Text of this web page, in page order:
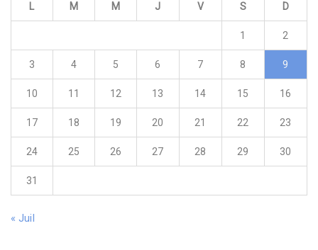
L M M J V S D
1 2
3 4 5 6 7 8 9
10 11 12 13 14 15 16
17 18 19 20 21 22 23
24 25 26 27 28 29 30
31
« Juil